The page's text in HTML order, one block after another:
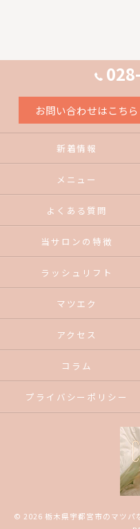
お問い合わせはこちら
新着情報
メニュー
よくある質問
当サロンの特徴
ラッシュリフト
マツエク
アクセス
コラム
プライバシーポリシー
© 2026 栃木県宇都宮市のマツ